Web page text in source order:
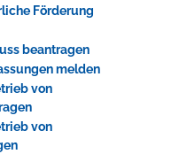
Förderung
beantragen
melden
von
von